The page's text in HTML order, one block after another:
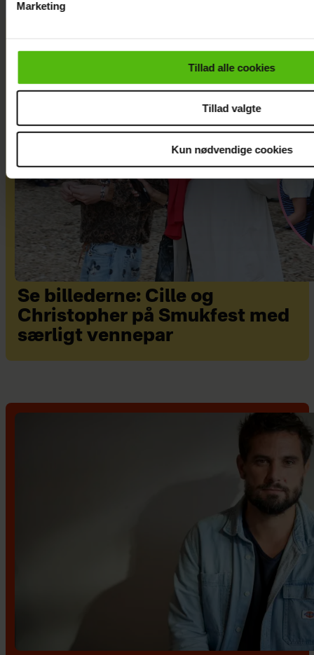
cookiepolitik.
Marketing
Tillad alle cookies
Tillad valgte
Kun nødvendige cookies
Se billederne: Cille og
Christopher på Smukfest med
særligt vennepar